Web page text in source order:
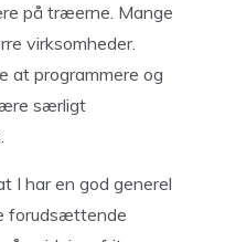
på træerne. Mange
virksomheder.
at programmere og
særligt
I har en god generel
forudsættende